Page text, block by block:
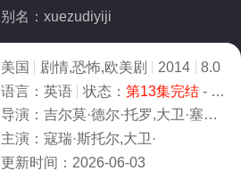
别名：xuezudiyiji
美国 剧情,恐怖,欧美剧 2014
8.0
语言： 英语 状态： 第13集完结- 免费在线观看
导演： 吉尔莫·德尔·托罗,大卫·塞梅尔,基斯·戈登,彼得·威勒,盖·费尔兰德,德兰·萨拉菲安,菲尔·亚伯拉罕,夏洛特·西林,约翰·达尔
主演： 寇瑞·斯托尔,大卫·
更新时间： 2026-06-03